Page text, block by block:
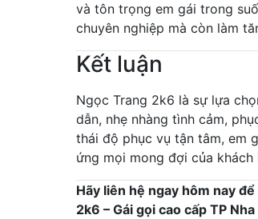
và tôn trọng em gái trong
chuyên nghiệp mà còn làm
Kết luận
Ngọc Trang 2k6 là sự lựa
dẫn, nhẹ nhàng tình cảm,
thái độ phục vụ tận tâm, em
ứng mọi mong đợi của khách
Hãy liên hệ ngay hôm nay
2k6 – Gái gọi cao cấp TP